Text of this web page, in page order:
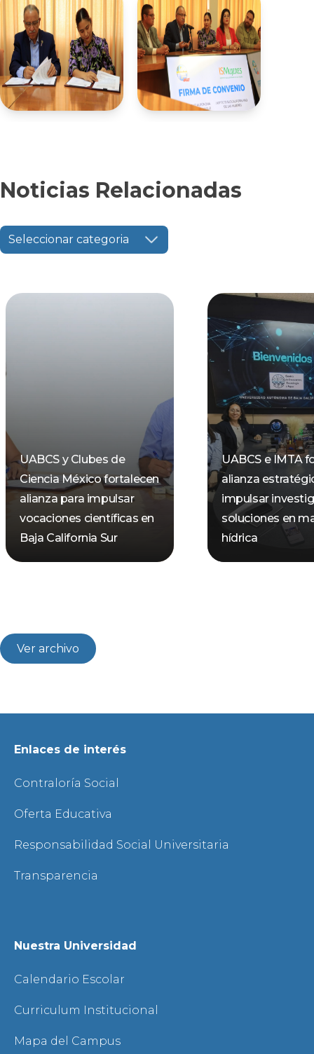
Noticias Relacionadas
Seleccionar categoria
UABCS y Clubes de
Ciencia México fortalecen
alianza para impulsar
vocaciones científicas en
Baja California Sur
UABCS e IMTA
alianza
impulsar
soluciones en
hídrica
Ver archivo
Enlaces de interés
Contraloría Social
Oferta Educativa
Responsabilidad Social Universitaria
Transparencia
Nuestra Universidad
Calendario Escolar
Curriculum Institucional
Mapa del Campus